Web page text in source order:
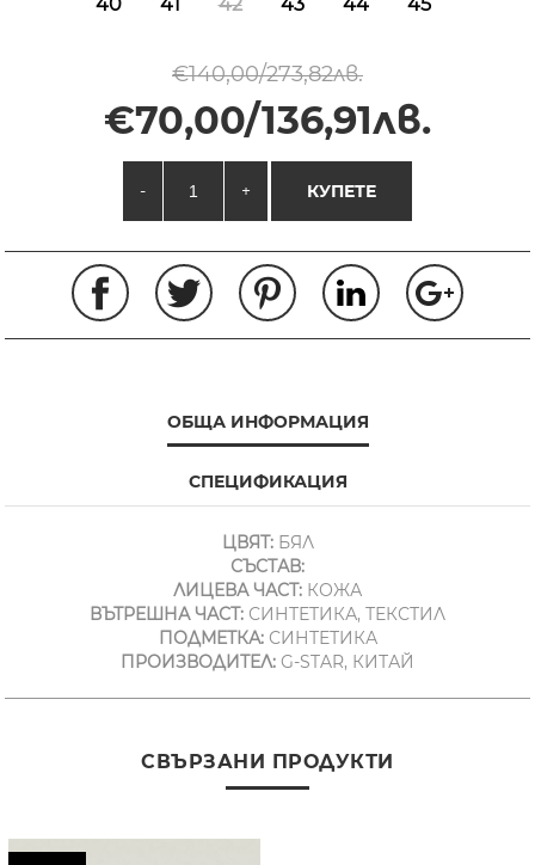
€140,00/273,82лв.
€70,00/136,91лв.
- + КУПЕТЕ
ОБЩА ИНФОРМАЦИЯ
СПЕЦИФИКАЦИЯ
ЦВЯТ:БЯЛ
СЪСТАВ:
ЛИЦЕВА ЧАСТ: КОЖА
ВЪТРЕШНА ЧАСТ: СИНТЕТИКА, ТЕКСТИЛ
ПОДМЕТКА:СИНТЕТИКА
ПРОИЗВОДИТЕЛ: G-STAR, КИТАЙ
СВЪРЗАНИ ПРОДУКТИ